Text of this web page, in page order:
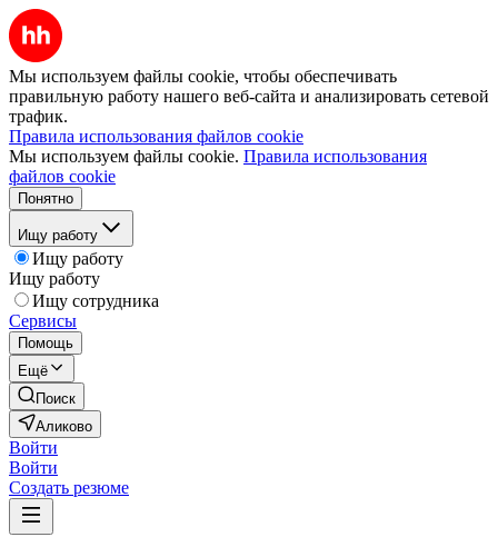
Мы используем файлы cookie, чтобы обеспечивать
правильную работу нашего веб-сайта и анализировать сетевой
трафик.
Правила использования файлов cookie
Мы используем файлы cookie. Правила использования
файлов cookie
Понятно
Ищу работу
Ищу работу
Ищу работу
Ищу сотрудника
Сервисы
Помощь
Ещё
Поиск
Аликово
Войти
Войти
Создать резюме